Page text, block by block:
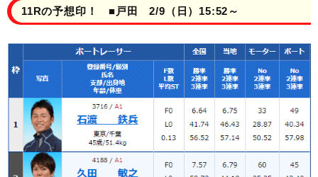
11Rの予想印！ ■戸田 2/9（日）15:52～